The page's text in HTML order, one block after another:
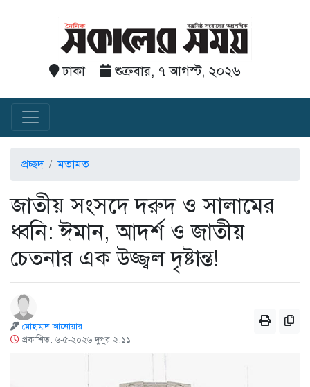
ঢাকা শুক্রবার, ৭ আগস্ট, ২০২৬
প্রচ্ছদ মতামত
জাতীয় সংসদে দরুদ ও সালামের
ধ্বনি: ঈমান, আদর্শ ও জাতীয়
চেতনার এক উজ্জ্বল দৃষ্টান্ত!
মোহাম্মদ আনোয়ার
প্রকাশিত: ৬-৫-২০২৬ দুপুর ২:১১